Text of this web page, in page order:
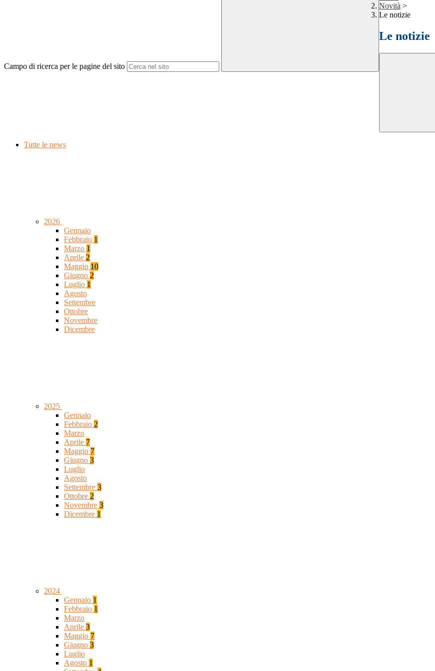
Campo di ricerca per le pagine del sito
Novità >
Le notizie
Le notizie
Tutte le news
2026
Gennaio
Febbraio 1
Marzo 1
Aprile 2
Maggio 10
Giugno 2
Luglio 1
Agosto
Settembre
Ottobre
Novembre
Dicembre
2025
Gennaio
Febbraio 2
Marzo
Aprile 7
Maggio 7
Giugno 3
Luglio
Agosto
Settembre 3
Ottobre 2
Novembre 3
Dicembre 1
2024
Gennaio 1
Febbraio 1
Marzo
Aprile 3
Maggio 7
Giugno 3
Luglio
Agosto 1